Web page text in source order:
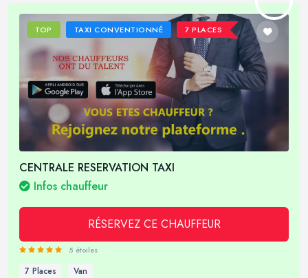
TOP TAXI CONVENTIONNÉ 7 PLACES
CENTRALE RESERVATION TAXI
Infos chauffeur
RÉSERVEZ CE CHAUFFEUR
5 étoiles
7 Places Van